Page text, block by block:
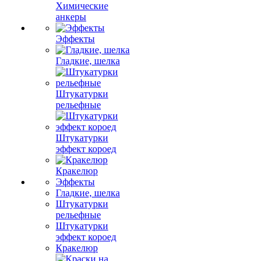
Химические
анкеры
Эффекты
Гладкие, шелка
Штукатурки
рельефные
Штукатурки
эффект короед
Кракелюр
Эффекты
Гладкие, шелка
Штукатурки
рельефные
Штукатурки
эффект короед
Кракелюр